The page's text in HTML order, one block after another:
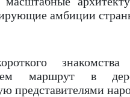
амбиции
маршрут в
представителями